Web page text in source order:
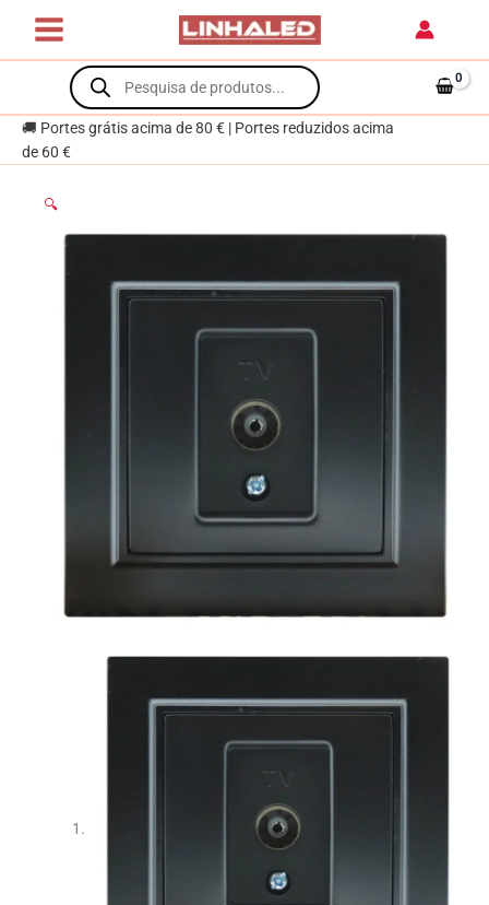
content
Products
search
🚚 Portes grátis acima de 80 € | Portes reduzidos acima
de 60 €
🔍
EP
Preto